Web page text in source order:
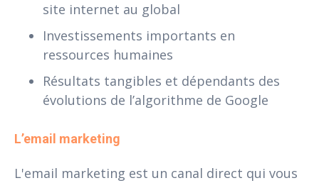
site internet au global
Investissements importants en
ressources humaines
Résultats tangibles et dépendants des
évolutions de l’algorithme de Google
L’email marketing
L'email marketing est un canal direct qui vous